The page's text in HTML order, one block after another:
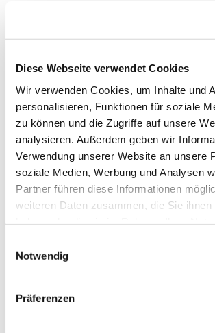
Diese Webseite verwendet Cookies
Wir verwenden Cookies, um Inhalte und
personalisieren, Funktionen für soziale
zu können und die Zugriffe auf unsere
analysieren. Außerdem geben wir
Verwendung unserer Website an unsere
soziale Medien, Werbung und Analysen
Partner führen diese Informationen
weiteren Daten zusammen, die Sie ihnen
Notwendig
Präferenzen
Dies könnte Sie
interessieren